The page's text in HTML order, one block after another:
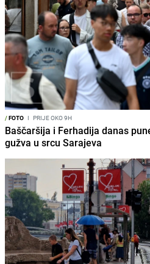
/FOTO I PRIJE OKO 9H
Baščaršija i Ferhadija danas
gužva u srcu Sarajeva